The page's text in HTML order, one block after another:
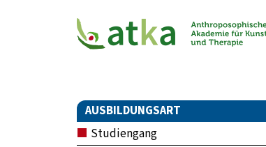
AUSBILDUNGSART
Studiengang